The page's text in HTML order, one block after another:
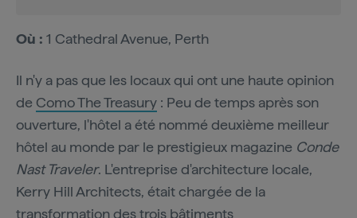
Où : 1 Cathedral Avenue, Perth
Il n'y a pas que les locaux qui ont une haute opinion
de Como The Treasury : Peu de temps après son
ouverture, l'hôtel a été nommé deuxième meilleur
hôtel au monde par le prestigieux magazine Conde
Nast Traveler. L'entreprise d'architecture locale,
Kerry Hill Architects, était chargée de la
transformation des trois bâtiments